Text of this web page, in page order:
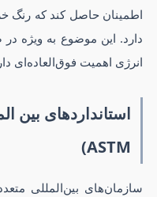
اطمینان حاصل کند که رنگ
دارد. این موضوع به ویژه در
انرژی اهمیت فوق‌العاده‌ای
ASTM)
سازمان‌های بین‌المللی